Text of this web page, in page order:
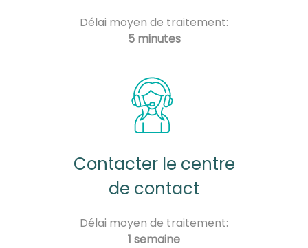
Délai moyen de traitement:
5 minutes
Contacter le centre
de contact
Délai moyen de traitement:
1 semaine